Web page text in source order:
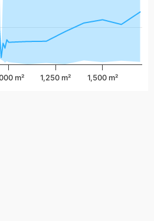
m² 1,250 m² 1,500 m²